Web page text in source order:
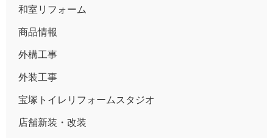
和室リフォーム
商品情報
外構工事
外装工事
宝塚トイレリフォームスタジオ
店舗新装・改装